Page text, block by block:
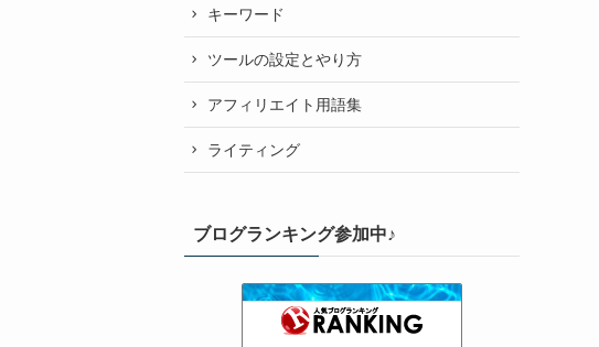
キーワード
ツールの設定とやり方
アフィリエイト用語集
ライティング
ブログランキング参加中♪
アドセンスなんて止めてしまえ！
AIアメブロ成功ナビ｜AI×アメブロで収益化を目指す！